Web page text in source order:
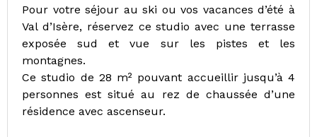
Pour votre séjour au ski ou vos vacances d’été à
Val d’Isère, réservez ce studio avec une terrasse
exposée sud et vue sur les pistes et les
montagnes.
Ce studio de 28 m² pouvant accueillir jusqu’à 4
personnes est situé au rez de chaussée d’une
résidence avec ascenseur.